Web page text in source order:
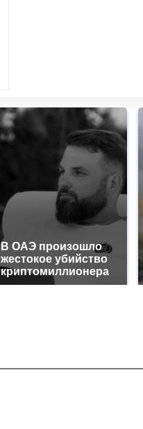
В ОАЭ произошло
жестокое убийство
криптомиллионера